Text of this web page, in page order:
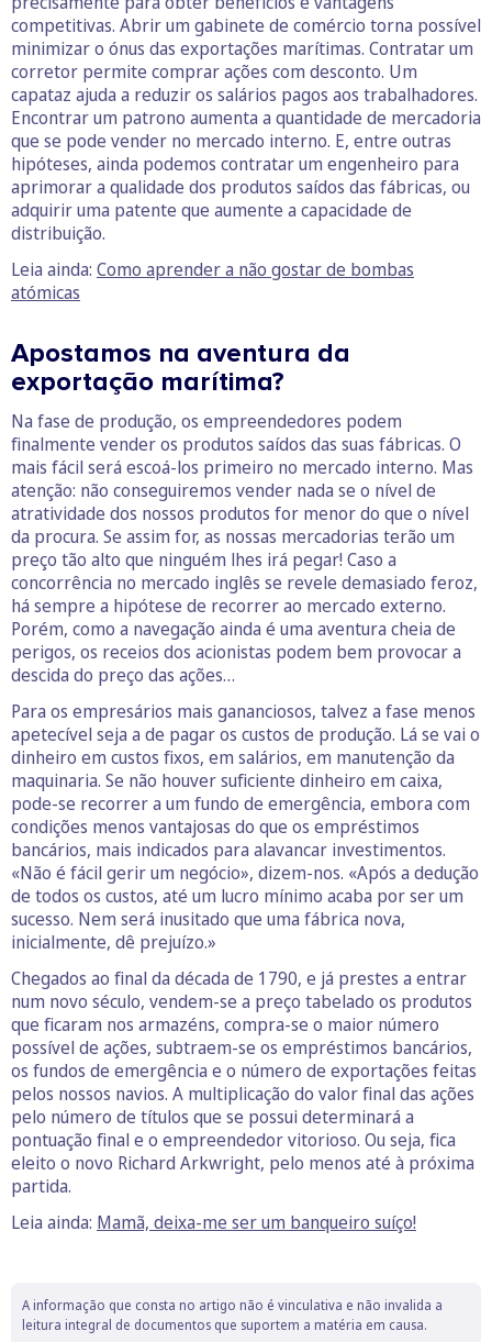
competitivas. Abrir um gabinete de comércio torna possível
minimizar o ónus das exportações marítimas. Contratar um
corretor permite comprar ações com desconto. Um
capataz ajuda a reduzir os salários pagos aos trabalhadores.
Encontrar um patrono aumenta a quantidade de mercadoria
que se pode vender no mercado interno. E, entre outras
hipóteses, ainda podemos contratar um engenheiro para
aprimorar a qualidade dos produtos saídos das fábricas, ou
adquirir uma patente que aumente a capacidade de
distribuição.
Leia ainda: Como aprender a não gostar de bombas
atómicas
Apostamos na aventura da
exportação marítima?
Na fase de produção, os empreendedores podem
finalmente vender os produtos saídos das suas fábricas. O
mais fácil será escoá-los primeiro no mercado interno. Mas
atenção: não conseguiremos vender nada se o nível de
atratividade dos nossos produtos for menor do que o nível
da procura. Se assim for, as nossas mercadorias terão um
preço tão alto que ninguém lhes irá pegar! Caso a
concorrência no mercado inglês se revele demasiado feroz,
há sempre a hipótese de recorrer ao mercado externo.
Porém, como a navegação ainda é uma aventura cheia de
perigos, os receios dos acionistas podem bem provocar a
descida do preço das ações…
Para os empresários mais gananciosos, talvez a fase menos
apetecível seja a de pagar os custos de produção. Lá se vai o
dinheiro em custos fixos, em salários, em manutenção da
maquinaria. Se não houver suficiente dinheiro em caixa,
pode-se recorrer a um fundo de emergência, embora com
condições menos vantajosas do que os empréstimos
bancários, mais indicados para alavancar investimentos.
«Não é fácil gerir um negócio», dizem-nos. «Após a dedução
de todos os custos, até um lucro mínimo acaba por ser um
sucesso. Nem será inusitado que uma fábrica nova,
inicialmente, dê prejuízo.»
Chegados ao final da década de 1790, e já prestes a entrar
num novo século, vendem-se a preço tabelado os produtos
que ficaram nos armazéns, compra-se o maior número
possível de ações, subtraem-se os empréstimos bancários,
os fundos de emergência e o número de exportações feitas
pelos nossos navios. A multiplicação do valor final das ações
pelo número de títulos que se possui determinará a
pontuação final e o empreendedor vitorioso. Ou seja, fica
eleito o novo Richard Arkwright, pelo menos até à próxima
partida.
Leia ainda: Mamã, deixa-me ser um banqueiro suíço!
A informação que consta no artigo não é vinculativa e não invalida a
leitura integral de documentos que suportem a matéria em causa.